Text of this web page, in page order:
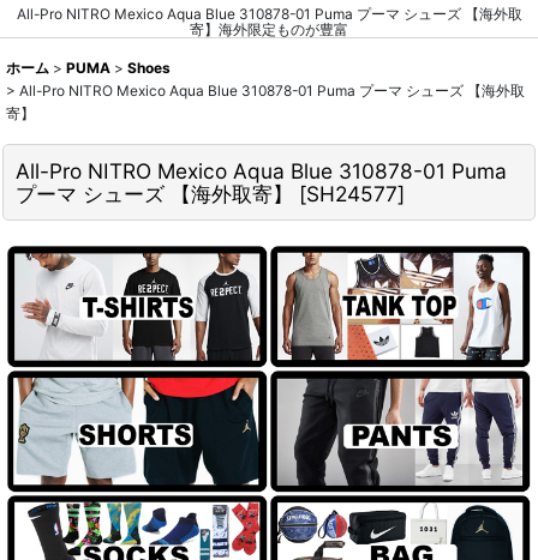
All-Pro NITRO Mexico Aqua Blue 310878-01 Puma プーマ シューズ 【海外取
寄】海外限定ものが豊富
ホーム > PUMA > Shoes
> All-Pro NITRO Mexico Aqua Blue 310878-01 Puma プーマ シューズ 【海外取
寄】
All-Pro NITRO Mexico Aqua Blue 310878-01 Puma
プーマ シューズ 【海外取寄】
[SH24577]